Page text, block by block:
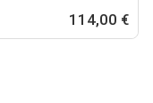
114,00 €